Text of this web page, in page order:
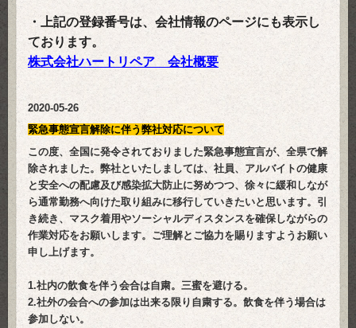
・上記の登録番号は、会社情報のページにも表示し
ております。
株式会社ハートリペア 会社概要
2020-05-26
緊急事態宣言解除に伴う弊社対応について
この度、全国に発令されておりました緊急事態宣言が、 全県で解
除されました。弊社といたしましては、社員、 アルバイトの健康
と安全への配慮及び感染拡大防止に努めつつ、 徐々に緩和しなが
ら通常勤務へ向けた取り組みに移行していきたいと思います。引
き続き、 マスク着用やソーシャルディスタンスを確保しながらの
作業対応をお願いします。ご理解とご協力を賜りますようお願い
申し上げます。
1.社内の飲食を伴う会合は自粛。三蜜を避ける。
2.社外の会合への参加は出来る限り自粛する。 飲食を伴う場合は
参加しない。